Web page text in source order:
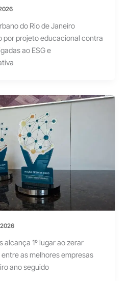
do Rio de Janeiro
projeto educacional contra
ao ESG e
alcança 1º lugar ao zerar
as melhores empresas
ano seguido